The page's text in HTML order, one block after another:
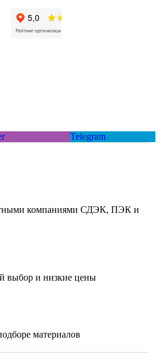
Telegram
компаниями СДЭК, ПЭК и
выбор и низкие цены
материалов